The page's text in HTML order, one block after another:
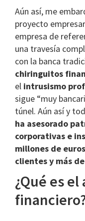
Aún así, me
proyecto
empresa de
una travesía
con la banca
chiringuitos
el intrusismo
sigue “muy
túnel. Aún así y
ha asesorado
corporativas e
millones de
clientes y más
¿Qué es